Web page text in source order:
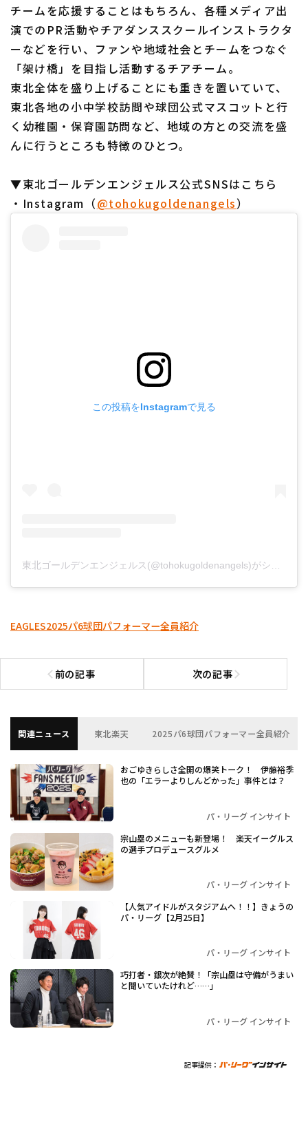
チームを応援することはもちろん、各種メディア出
演でのPR活動やチアダンススクールインストラクタ
ーなどを行い、ファンや地域社会とチームをつなぐ
「架け橋」を目指し活動するチアチーム。
東北全体を盛り上げることにも重きを置いていて、
東北各地の小中学校訪問や球団公式マスコットと行
く幼稚園・保育園訪問など、地域の方との交流を盛
んに行うところも特徴のひとつ。
▼東北ゴールデンエンジェルス公式SNSはこちら
・Instagram（@tohokugoldenangels）
この投稿をInstagramで見る
東北ゴールデンエンジェルス(@tohokugoldenangels)がシェアした投稿
EAGLES2025パ6球団パフォーマー全員紹介
前の記事
前の記事へ 次の記事次の記事へ
関連ニュース 東北楽天 2025パ6球団パフォーマー全員紹介
おごゆきらしさ全開の爆笑トーク！ 伊藤裕季
也の「エラーよりしんどかった」事件とは？
パ・リーグ インサイト
宗山塁のメニューも新登場！ 楽天イーグルス
の選手プロデュースグルメ
パ・リーグ インサイト
【人気アイドルがスタジアムへ！！】きょうの
パ・リーグ【2月25日】
パ・リーグ インサイト
巧打者・銀次が絶賛！「宗山塁は守備がうまい
と聞いていたけれど……」
パ・リーグ インサイト
記事提供：